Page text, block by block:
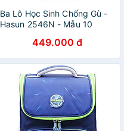
Ba Lô Học Sinh Chống Gù -
Hasun 2546N - Mẫu 10
449.000 đ